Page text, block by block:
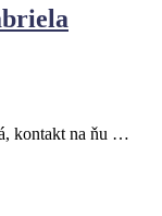
kontakt na ňu …